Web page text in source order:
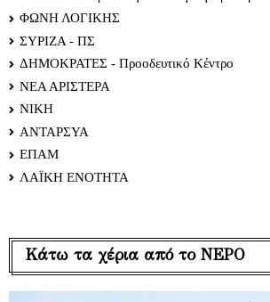
ΦΩΝΗ ΛΟΓΙΚΗΣ
ΣΥΡΙΖΑ - ΠΣ
ΔΗΜΟΚΡΑΤΕΣ - Προοδευτικό Κέντρο
ΝΕΑ ΑΡΙΣΤΕΡΑ
ΝΙΚΗ
ΑΝΤΑΡΣΥΑ
ΕΠΑΜ
ΛΑΪΚΗ ΕΝΟΤΗΤΑ
Κάτω τα χέρια από το ΝΕΡΟ